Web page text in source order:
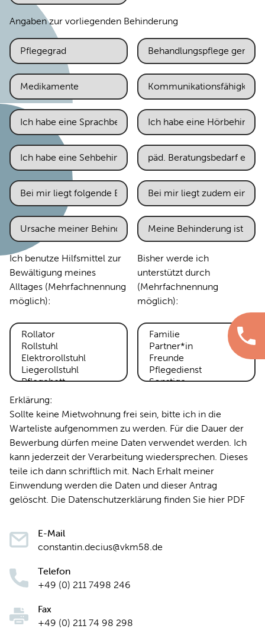
Angaben zur vorliegenden Behinderung
Ich benutze Hilfsmittel zur
Bewältigung meines
Alltages (Mehrfachnennung
möglich):
Bisher werde ich
unterstützt durch
(Mehrfachnennung
möglich):
Erklärung:
Sollte keine Mietwohnung frei sein, bitte ich in die
Warteliste aufgenommen zu werden. Für die Dauer der
Bewerbung dürfen meine Daten verwendet werden. Ich
kann jederzeit der Verarbeitung wiedersprechen. Dieses
teile ich dann schriftlich mit. Nach Erhalt meiner
Einwendung werden die Daten und dieser Antrag
gelöscht. Die Datenschutzerklärung finden Sie hier PDF
E-Mail
constantin.decius@vkm58.de
Telefon
+49 (0) 211 7498 246
Fax
+49 (0) 211 74 98 298